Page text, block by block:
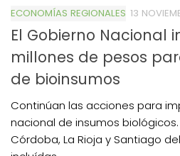
ECONOMÍAS REGIONALES 13
El Gobierno Nacional
millones de pesos
de bioinsumos
Continúan las acciones para
nacional de insumos
Córdoba, La Rioja y Santiago